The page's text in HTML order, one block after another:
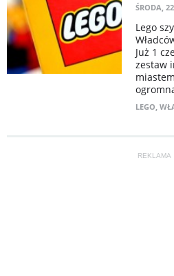
ŚRODA,
Lego
Już 1
zestaw
LEGO,
REKLAMA